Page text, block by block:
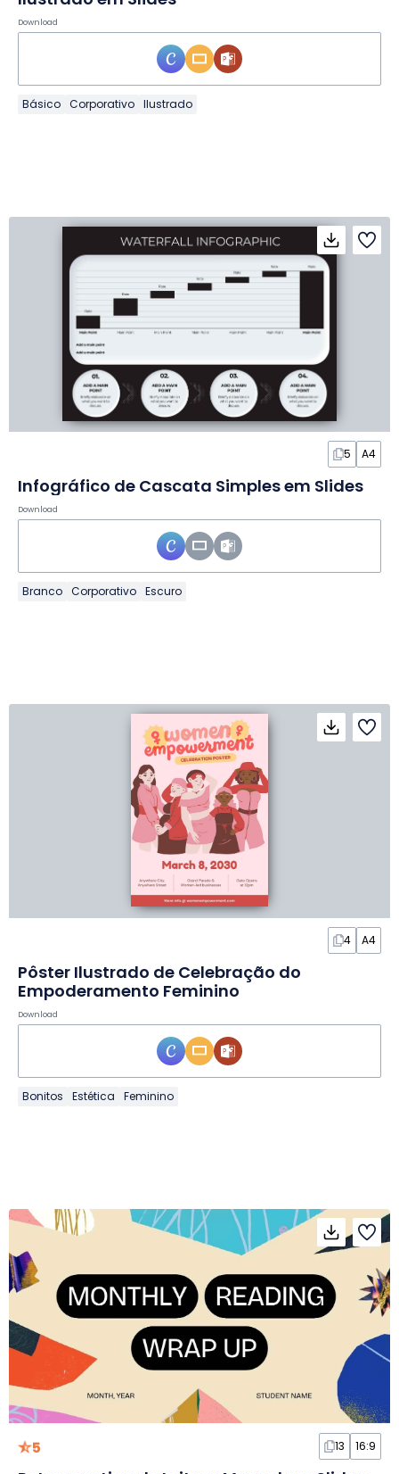
Download
Básico Corporativo Ilustrado
5 A4
Infográfico de Cascata Simples em Slides
Download
Branco Corporativo Escuro
4 A4
Pôster Ilustrado de Celebração do
Empoderamento Feminino
Download
Bonitos Estética Feminino
5 13 16:9